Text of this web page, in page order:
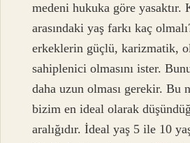
medeni hukuka göre yasaktır.
arasındaki yaş farkı kaç
erkeklerin güçlü, karizmatik,
sahiplenici olmasını ister.
daha uzun olması gerekir. Bu
bizim en ideal olarak
aralığıdır. İdeal yaş 5 ile 10